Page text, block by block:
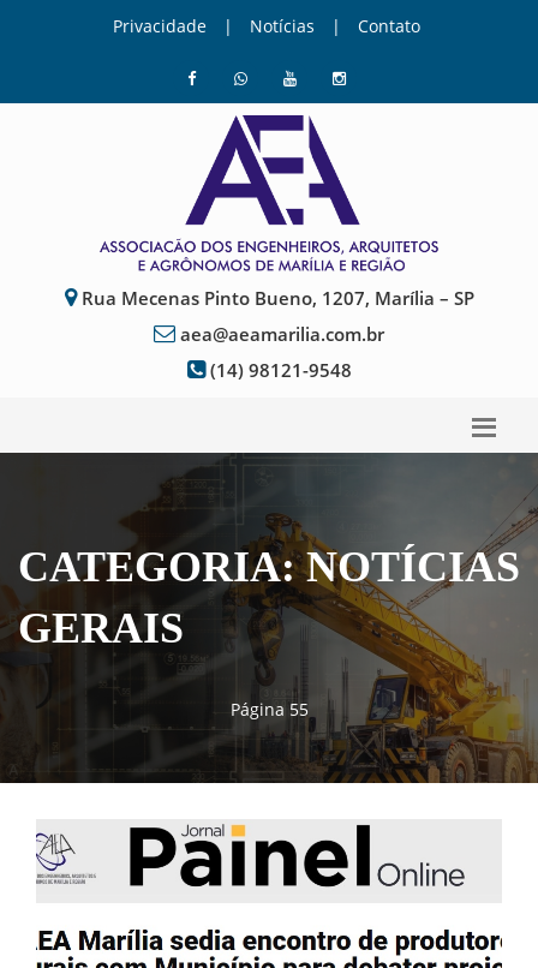
Privacidade | Notícias | Contato
Rua Mecenas Pinto Bueno, 1207, Marília – SP
aea@aeamarilia.com.br
(14) 98121-9548
CATEGORIA: NOTÍCIAS
GERAIS
Página 55